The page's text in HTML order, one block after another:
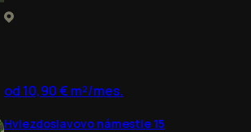
od 10,90 € m²/mes.
Hviezdoslavovo námestie 15